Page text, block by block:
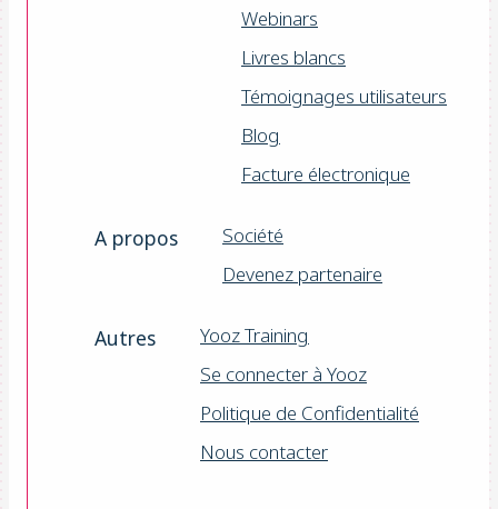
Webinars
Livres blancs
Témoignages utilisateurs
Blog
Facture électronique
A propos
Société
Devenez partenaire
Autres
Yooz Training
Se connecter à Yooz
Politique de Confidentialité
Nous contacter